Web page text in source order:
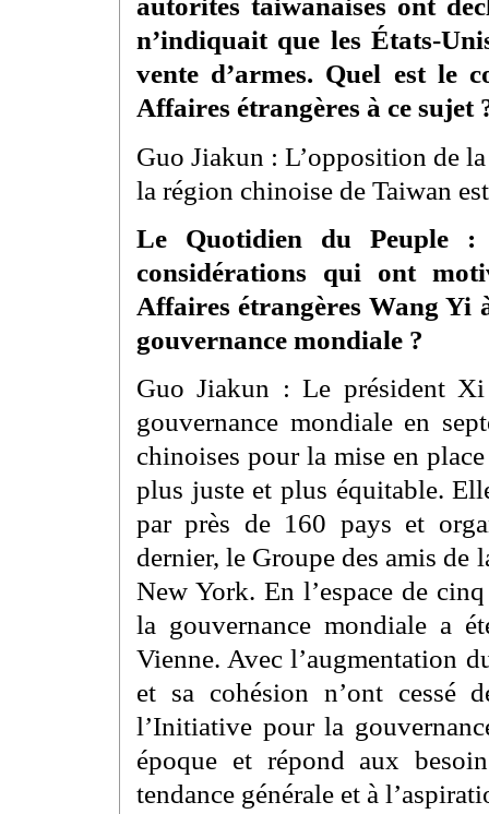
n’indiquait que les États-
vente d’armes. Quel est le
Affaires étrangères à ce sujet
Guo Jiakun : L’opposition de
la région chinoise de Taiwan
Le Quotidien du Peuple :
considérations qui ont
Affaires étrangères Wang Yi
gouvernance mondiale ?
Guo Jiakun : Le président
gouvernance mondiale en
chinoises pour la mise en
plus juste et plus équitable.
par près de 160 pays et
dernier, le Groupe des amis de
New York. En l’espace de
la gouvernance mondiale a
Vienne. Avec l’augmentation
et sa cohésion n’ont cessé
l’Initiative pour la
époque et répond aux
tendance générale et à